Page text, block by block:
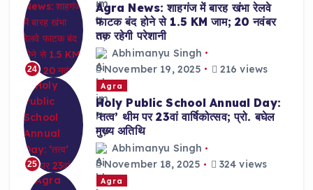
24
Agra News: शाहगंज में बारह खंभा रेलवे
फाटक बंद होने से 1.5 KM जाम; 20 नवंबर
तक रहेगी परेशानी
Abhimanyu Singh
November 19, 2025
216 views
25
Agra
Holy Public School Annual Day:
‘तत्व’ थीम पर 23वां वार्षिकोत्सव; प्रो. बघेल
मुख्य अतिथि
Abhimanyu Singh
November 18, 2025
324 views
Agra